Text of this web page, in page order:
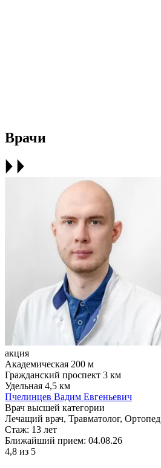
Врачи
акция
Академическая 200 м
Гражданский проспект 3 км
Удельная 4,5 км
Пчелинцев Вадим Евгеньевич
Врач высшей категории
Лечащий врач, Травматолог, Ортопед
Стаж: 13 лет
Ближайший прием: 04.08.26
4,8 из 5